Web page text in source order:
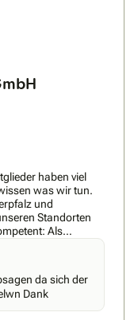
haben viel
was wir tun.
und
Standorten
unsere
als auch bei der
Was gibt es
und für unsere
in sogenannter
digitale
da sich der
Dank